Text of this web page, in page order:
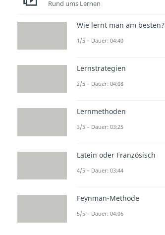
Rund ums Lernen
Wie lernt man am besten?
1/5 – Dauer: 04:40
Lernstrategien
2/5 – Dauer: 04:08
Lernmethoden
3/5 – Dauer: 03:25
Latein oder Französisch
4/5 – Dauer: 03:44
Feynman-Methode
5/5 – Dauer: 04:06